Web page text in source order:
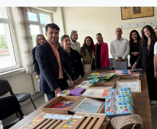
Eğitim
Kültür
3.Sayfa
Medya
Bilim-Tek